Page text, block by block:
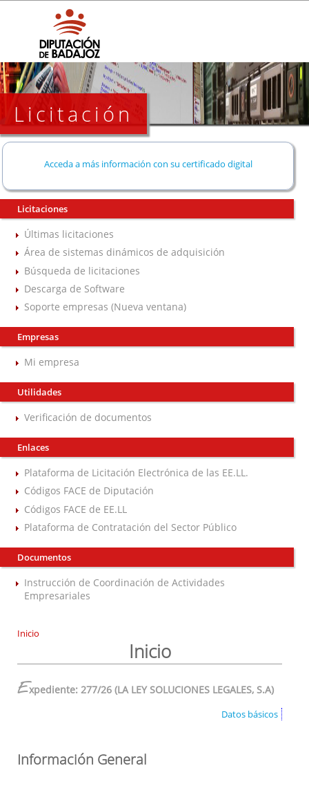
Licitación
Acceda a más información con su certificado digital
Licitaciones
Últimas licitaciones
Área de sistemas dinámicos de adquisición
Búsqueda de licitaciones
Descarga de Software
Soporte empresas (Nueva ventana)
Empresas
Mi empresa
Utilidades
Verificación de documentos
Enlaces
Plataforma de Licitación Electrónica de las EE.LL.
Códigos FACE de Diputación
Códigos FACE de EE.LL
Plataforma de Contratación del Sector Público
Documentos
Instrucción de Coordinación de Actividades
Empresariales
Inicio
Inicio
Expediente: 277/26 (LA LEY SOLUCIONES LEGALES, S.A)
Datos básicos
Información General